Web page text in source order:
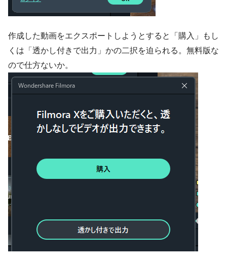
作成した動画をエクスポートしようとすると「購入」もし
くは「透かし付きで出力」かの二択を迫られる。無料版な
ので仕方ないか。